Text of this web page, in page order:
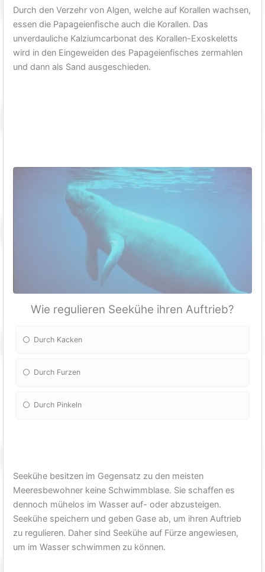
Durch den Verzehr von Algen, welche auf Korallen wachsen,
essen die Papageienfische auch die Korallen. Das
unverdauliche Kalziumcarbonat des Korallen-Exoskeletts
wird in den Eingeweiden des Papageienfisches zermahlen
und dann als Sand ausgeschieden.
Wie regulieren Seekühe ihren Auftrieb?
Durch Kacken
Durch Furzen
Durch Pinkeln
Seekühe besitzen im Gegensatz zu den meisten
Meeresbewohner keine Schwimmblase. Sie schaffen es
dennoch mühelos im Wasser auf- oder abzusteigen.
Seekühe speichern und geben Gase ab, um ihren Auftrieb
zu regulieren. Daher sind Seekühe auf Fürze angewiesen,
um im Wasser schwimmen zu können.